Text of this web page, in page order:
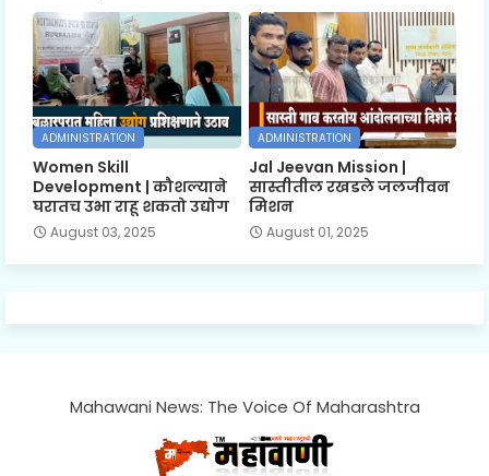
ADMINISTRATION
Women Skill
Development | कौशल्याने
घरातच उभा राहू शकतो उद्योग
August 03, 2025
ADMINISTRATION
Jal Jeevan Mission |
सास्तीतील रखडले जलजीवन
मिशन
August 01, 2025
Mahawani News: The Voice Of Maharashtra